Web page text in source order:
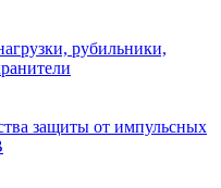
рубильники,
защиты от импульсных